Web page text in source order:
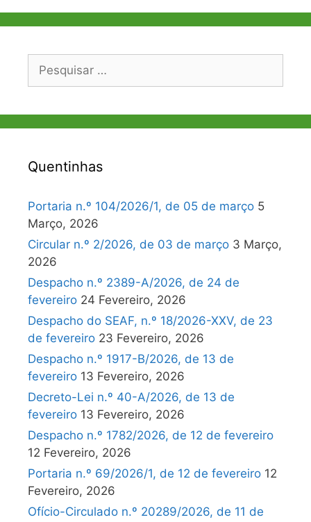
Pesquisar
Quentinhas
Portaria n.º 104/2026/1, de 05 de março 5
Março, 2026
Circular n.º 2/2026, de 03 de março 3 Março,
2026
Despacho n.º 2389-A/2026, de 24 de
fevereiro 24 Fevereiro, 2026
Despacho do SEAF, n.º 18/2026-XXV, de 23
de fevereiro 23 Fevereiro, 2026
Despacho n.º 1917-B/2026, de 13 de
fevereiro 13 Fevereiro, 2026
Decreto-Lei n.º 40-A/2026, de 13 de
fevereiro 13 Fevereiro, 2026
Despacho n.º 1782/2026, de 12 de fevereiro
12 Fevereiro, 2026
Portaria n.º 69/2026/1, de 12 de fevereiro 12
Fevereiro, 2026
Ofício-Circulado n.º 20289/2026, de 11 de